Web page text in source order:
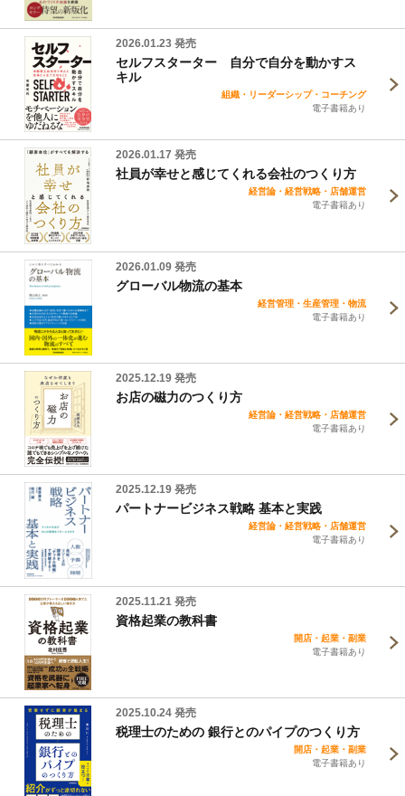
2026.01.23 発売
セルフスターター 自分で自分を動かすス
キル
組織・リーダーシップ・コーチング
電子書籍あり
2026.01.17 発売
社員が幸せと感じてくれる会社のつくり方
経営論・経営戦略・店舗運営
電子書籍あり
2026.01.09 発売
グローバル物流の基本
経営管理・生産管理・物流
電子書籍あり
2025.12.19 発売
お店の磁力のつくり方
経営論・経営戦略・店舗運営
電子書籍あり
2025.12.19 発売
パートナービジネス戦略 基本と実践
経営論・経営戦略・店舗運営
電子書籍あり
2025.11.21 発売
資格起業の教科書
開店・起業・副業
電子書籍あり
2025.10.24 発売
税理士のための 銀行とのパイプのつくり方
開店・起業・副業
電子書籍あり